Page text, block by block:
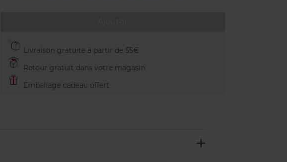
Livraison gratuite à partir de 55€
Retour gratuit dans votre magasin
Emballage cadeau offert